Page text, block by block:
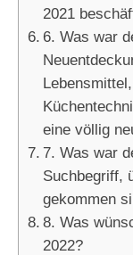
2021
6. Was war
eine völlig
7. Was war
Suchbegriff,
gekommen
8. Was
2022?